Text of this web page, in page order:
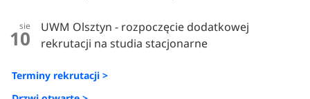
sie
10
UWM Olsztyn - rozpoczęcie dodatkowej
rekrutacji na studia stacjonarne
Terminy rekrutacji >